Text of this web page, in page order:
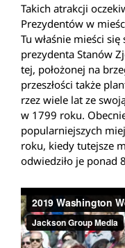
Takich atrakcji
Prezydentów w
Tu właśnie mieści
prezydenta Stanów
tej, położonej na
przeszłości także
rzez wiele lat ze
w 1799 roku.
popularniejszych
roku, kiedy tutejsze
odwiedziło je ponad